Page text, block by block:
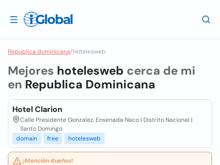
Republica dominicana/Hotelesweb
Mejores hotelesweb cerca de mi
en Republica Dominicana
Hotel Clarion
Calle Presidente Gonzalez, Ensenada Naco | Distrito Nacional |
Santo Domingo
domain
free hotelesweb
¡Atención dueños!